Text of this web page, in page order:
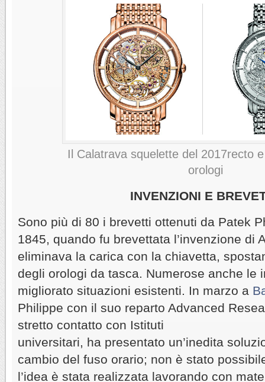
Il Calatrava squelette del 2017recto
orologi
INVENZIONI E
Sono più di 80 i brevetti ottenuti da Patek
1845, quando fu brevettata l’invenzione di
eliminava la carica con la chiavetta,
degli orologi da tasca. Numerose anche le
migliorato situazioni esistenti. In marzo a
Philippe con il suo reparto Advanced
stretto contatto con Istituti
universitari, ha presentato un’inedita
cambio del fuso orario; non è stato
l’idea è stata realizzata lavorando con